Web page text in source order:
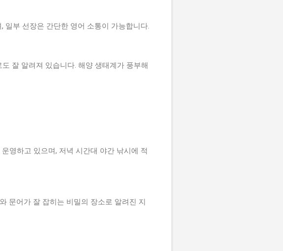
일부 선장은 간단한 영어 소통이 가능합니다.
잘 알려져 있습니다. 해양 생태계가 풍부해
운영하고 있으며, 저녁 시간대 야간 낚시에 적
문어가 잘 잡히는 비밀의 장소로 알려진 지